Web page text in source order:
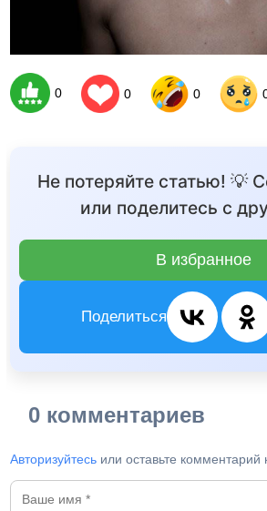
0 0 0
Не потеряйте статью! 💡
или поделитесь с
В избранное
Поделиться
0 комментариев
Авторизуйтесь или оставьте комментарий